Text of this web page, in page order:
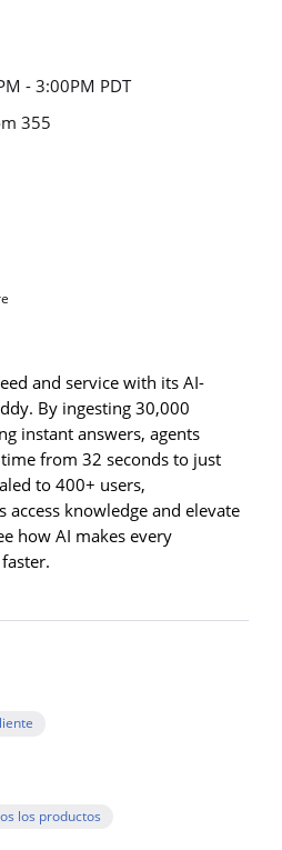
- 3:00PM PDT
355
and service with its AI-
By ingesting 30,000
instant answers, agents
from 32 seconds to just
to 400+ users,
knowledge and elevate
how AI makes every
los productos